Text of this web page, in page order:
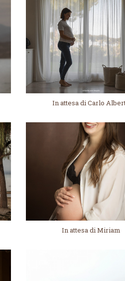
In attesa di Carlo
In attesa di Miriam